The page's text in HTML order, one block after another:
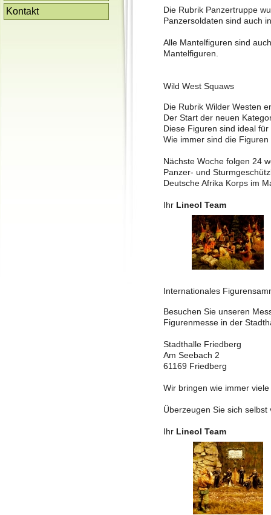
Kontakt
Die Rubrik Panzertruppe
Panzersoldaten sind auch
Alle Mantelfiguren sind
Mantelfiguren.
Wild West Squaws
Die Rubrik Wilder Westen
Der Start der neuen
Diese Figuren sind ideal
Wie immer sind die
Nächste Woche folgen 24
Panzer- und
Deutsche Afrika Korps im
IhrLineol Team
Internationales
Besuchen Sie unseren
Figurenmesse in der
Stadthalle Friedberg
Am Seebach 2
61169 Friedberg
Wir bringen wie immer
Überzeugen Sie sich
Ihr Lineol Team